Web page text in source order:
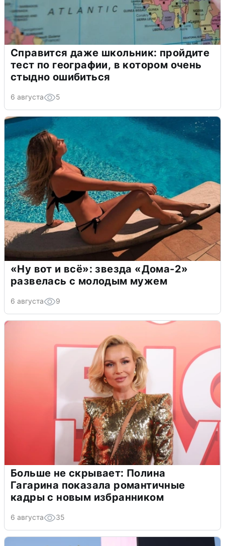
Справится даже школьник: пройдите
тест по географии, в котором очень
стыдно ошибиться
6 августа 5
«Ну вот и всё»: звезда «Дома-2»
развелась с молодым мужем
6 августа 9
Больше не скрывает: Полина
Гагарина показала романтичные
кадры с новым избранником
6 августа 35